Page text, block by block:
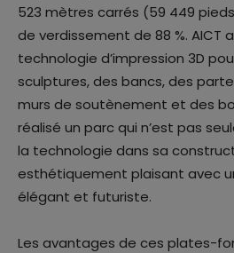
523 mètres carrés (59 449
de verdissement de 88 %. AICT
technologie d’impression 3D
sculptures, des bancs, des
murs de soutènement et des
réalisé un parc qui n’est pas
la technologie dans sa
esthétiquement plaisant avec
élégant et futuriste.
Les avantages de ces plates-